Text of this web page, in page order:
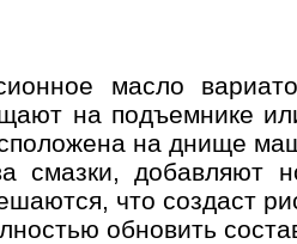
масло
на подъемнике
на днище
смазки,
что создаст
обновить